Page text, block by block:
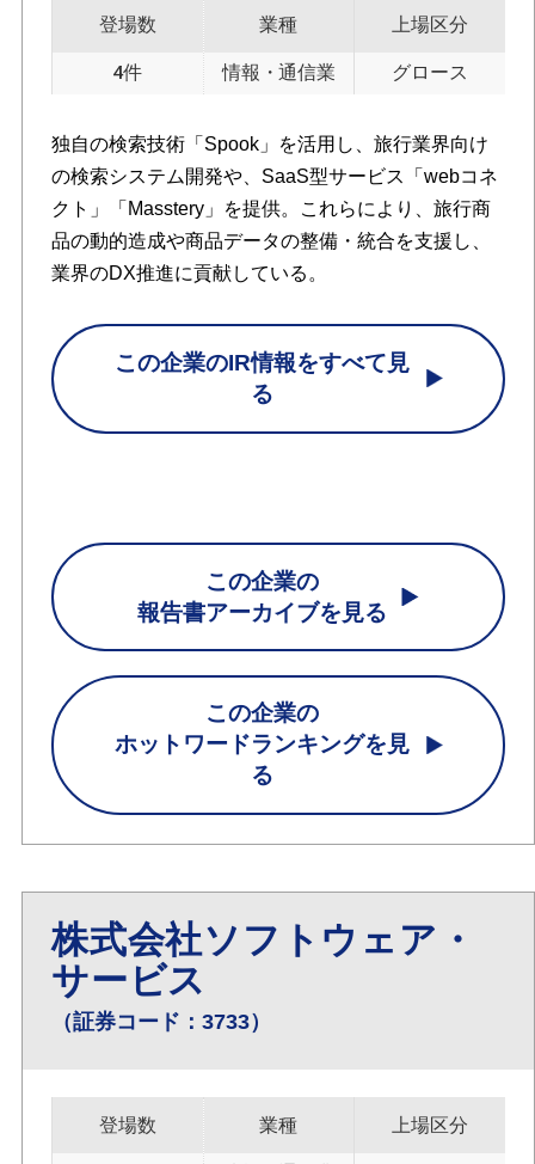
登場数
4件
業種
情報・通信業
上場区分
グロース
独自の検索技術「Spook」を活用し、旅行業界向け
の検索システム開発や、SaaS型サービス「webコネ
クト」「Masstery」を提供。これらにより、旅行商
品の動的造成や商品データの整備・統合を支援し、
業界のDX推進に貢献している。
この企業のIR情報をすべて見
る
この企業の
報告書アーカイブを見る
この企業の
ホットワードランキングを見
る
株式会社ソフトウェア・
サービス
（証券コード：3733）
登場数 業種 上場区分